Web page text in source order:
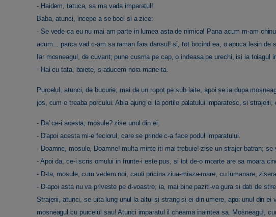
- Haidem, tatuca, sa ma vada imparatul!
Baba, atunci, incepe a se boci si a zice:
- Se vede ca eu nu mai am parte in lumea asta de nimica! Pana acum m-am
acum... parca vad c-am sa raman fara dansul! si, tot bocind ea, o apuca lesin de
Iar mosneagul, de cuvant; pune cusma pe cap, o indeasa pe urechi, isi ia toiagul
- Hai cu tata, baiete, s-aducem nora mane-ta.
Purcelul, atunci, de bucurie, mai da un ropot pe sub laite, apoi se ia dupa
jos, cum e treaba porcului. Abia ajung ei la portile palatului imparatesc, si
- Da' ce-i acesta, mosule? zise unul din ei.
- D'apoi acesta mi-e feciorul, care se prinde c-a face podul imparatului.
- Doamne, mosule, Doamne! multa minte iti mai trebuie! zise un strajer batran; se
- Apoi da, ce-i scris omului in frunte-i este pus, si tot de-o moarte are sa moara
- D-ta, mosule, cum vedem noi, cauti pricina ziua-miaza-mare, cu lumanare,
- D-apoi asta nu va priveste pe d-voastre; ia, mai bine paziti-va gura si dati de
Strajerii, atunci, se uita lung unul la altul si strang si ei din umere, apoi unul din ei
mosneagul cu purcelul sau! Atunci imparatul il cheama inaintea sa. Mosneagul,